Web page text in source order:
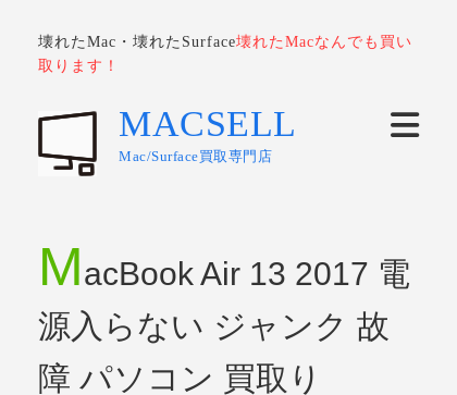
壊れたMac・壊れたSurface壊れたMacなんでも買い
取ります！
MACSELL
Mac/Surface買取専門店
MacBook Air 13 2017 電
源入らない ジャンク 故
障 パソコン 買取り